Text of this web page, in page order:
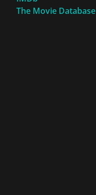
The Movie Database